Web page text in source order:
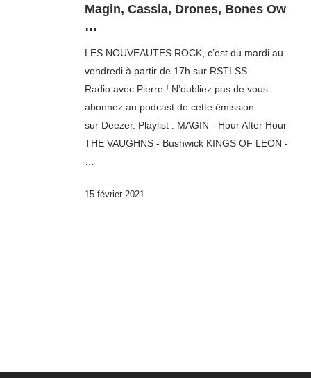
Magin, Cassia, Drones, Bones Ow
…
LES NOUVEAUTES ROCK, c’est du mardi au
vendredi à partir de 17h sur RSTLSS
Radio avec Pierre ! N’oubliez pas de vous
abonnez au podcast de cette émission
sur Deezer. Playlist : MAGIN - Hour After Hour
THE VAUGHNS - Bushwick KINGS OF LEON -
…
15 février 2021